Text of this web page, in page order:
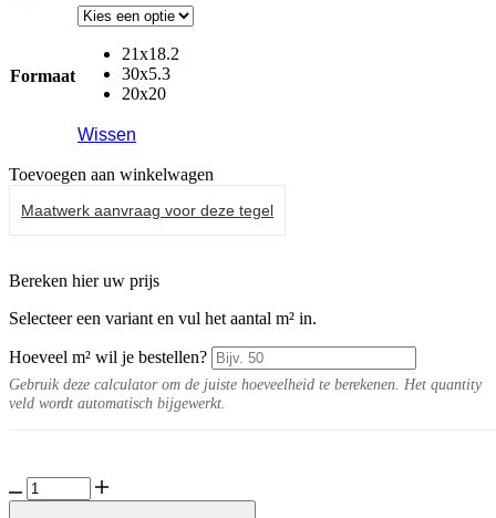
Formaat
21x18.2
30x5.3
20x20
Wissen
Toevoegen aan winkelwagen
Maatwerk aanvraag voor deze tegel
Bereken hier uw prijs
Selecteer een variant en vul het aantal m² in.
Hoeveel m² wil je bestellen?
Gebruik deze calculator om de juiste hoeveelheid te berekenen. Het quantity
veld wordt automatisch bijgewerkt.
Deserto
10MM